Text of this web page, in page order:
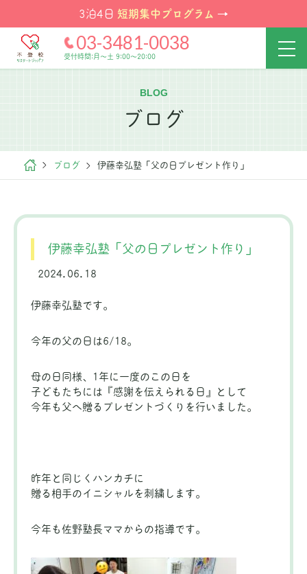
3泊4日 短期集中プログラム →
03-3481-0038
受付時間:月～土 9:00～20:00
BLOG
ブログ
ブログ 伊藤幸弘塾「父の日プレゼント作り」
伊藤幸弘塾「父の日プレゼント作り」
2024.06.18
伊藤幸弘塾です。
今年の父の日は6/18。
母の日同様、1年に一度のこの日を
子どもたちには『感謝を伝えられる日』として
今年も父へ贈るプレゼントづくりを行いました。
昨年と同じくハンカチに
贈る相手のイニシャルを刺繍します。
今年も佐野塾長ママからの指導です。